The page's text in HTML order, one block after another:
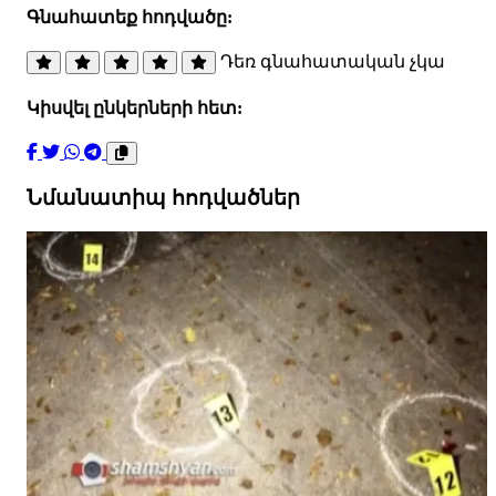
Գնահատեք հոդվածը:
Դեռ գնահատական չկա
Կիսվել ընկերների հետ:
Նմանատիպ հոդվածներ